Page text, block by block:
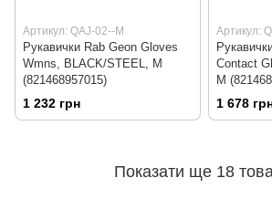
Артикул: QAJ-02--M
Рукавички Rab Geon Gloves
Wmns, BLACK/STEEL, M
(821468957015)
1 232 грн
Артикул:
Contact
M
1 678
Показати ще 18